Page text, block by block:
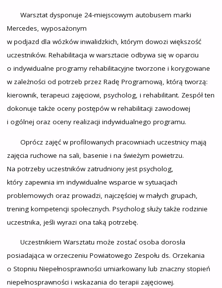
Warsztat dysponuje 24-miejscowym autobusem marki
Mercedes, wyposażonym
w podjazd dla wózków inwalidzkich, którym dowozi większość
uczestników. Rehabilitacja w warsztacie odbywa się w oparciu
o indywidualne programy rehabilitacyjne tworzone i korygowane
w zależności od potrzeb przez Radę Programową, którą tworzą:
kierownik, terapeuci zajęciowi, psycholog, i rehabilitant. Zespół ten
dokonuje także oceny postępów w rehabilitacji zawodowej
i ogólnej oraz oceny realizacji indywidualnego programu.
Oprócz zajęć w profilowanych pracowniach uczestnicy mają
zajęcia ruchowe na sali, basenie i na świeżym powietrzu.
Na potrzeby uczestników zatrudniony jest psycholog,
który zapewnia im indywidualne wsparcie w sytuacjach
problemowych oraz prowadzi, najczęściej w małych grupach,
trening kompetencji społecznych. Psycholog służy także rodzinie
uczestnika, jeśli wyrazi ona taką potrzebę.
Uczestnikiem Warsztatu może zostać osoba dorosła
posiadająca w orzeczeniu Powiatowego Zespołu ds. Orzekania
o Stopniu Niepełnosprawności umiarkowany lub znaczny stopień
niepełnosprawności i wskazania do terapii zajęciowej.